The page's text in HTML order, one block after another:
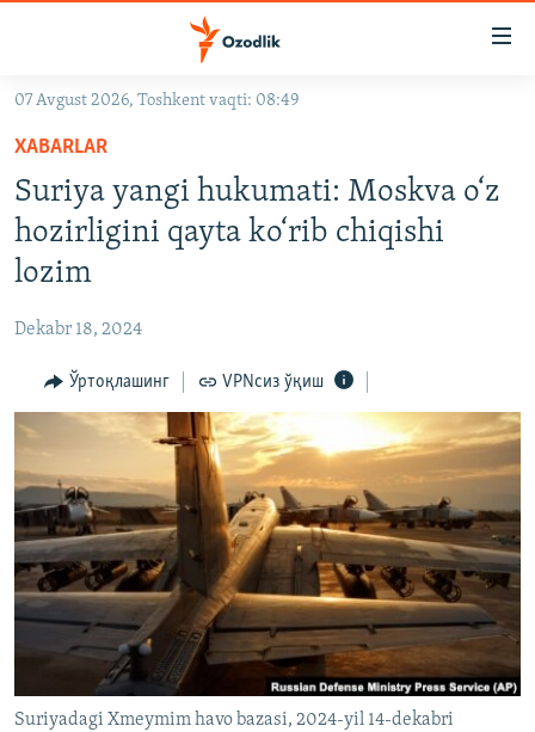
Асосий
навигацияга
ўтинг
Қидиришга
ўтинг
OZODARXIV
На русском
ИЖТИМОИЙ ТАРМОҚЛАР
Озодлик бошқа тилларда
07 Avgust 2026, Toshkent vaqti: 08:49
XABARLAR
Suriya yangi hukumati: Moskva o‘z
hozirligini qayta ko‘rib chiqishi
lozim
Dekabr 18, 2024
Ўртоқлашинг VPNсиз ўқиш
Suriyadagi Xmeymim havo bazasi, 2024-yil 14-dekabri